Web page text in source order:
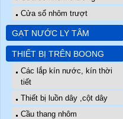
Cửa sổ nhôm trượt
GẠT NƯỚC LY TÂM
THIẾT BỊ TRÊN BOONG
Các lắp kín nước, kín thời
tiết
Thiết bị luồn dây ,cột dây
Cầu thang nhôm